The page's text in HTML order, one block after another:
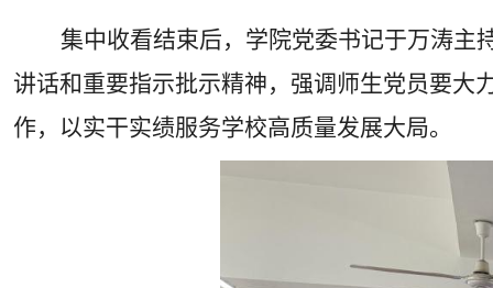
集中收看结束后，学院党委书记于万涛主
讲话和重要指示批示精神，强调师生党员要大
作，以实干实绩服务学校高质量发展大局。